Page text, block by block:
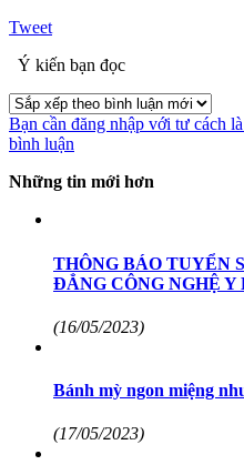
Tweet
Ý kiến bạn đọc
Bạn cần đăng nhập với tư cách là
bình luận
Những tin mới hơn
THÔNG BÁO TUYỂN
ĐẲNG CÔNG NGHỆ
(16/05/2023)
Bánh mỳ ngon miệng
(17/05/2023)